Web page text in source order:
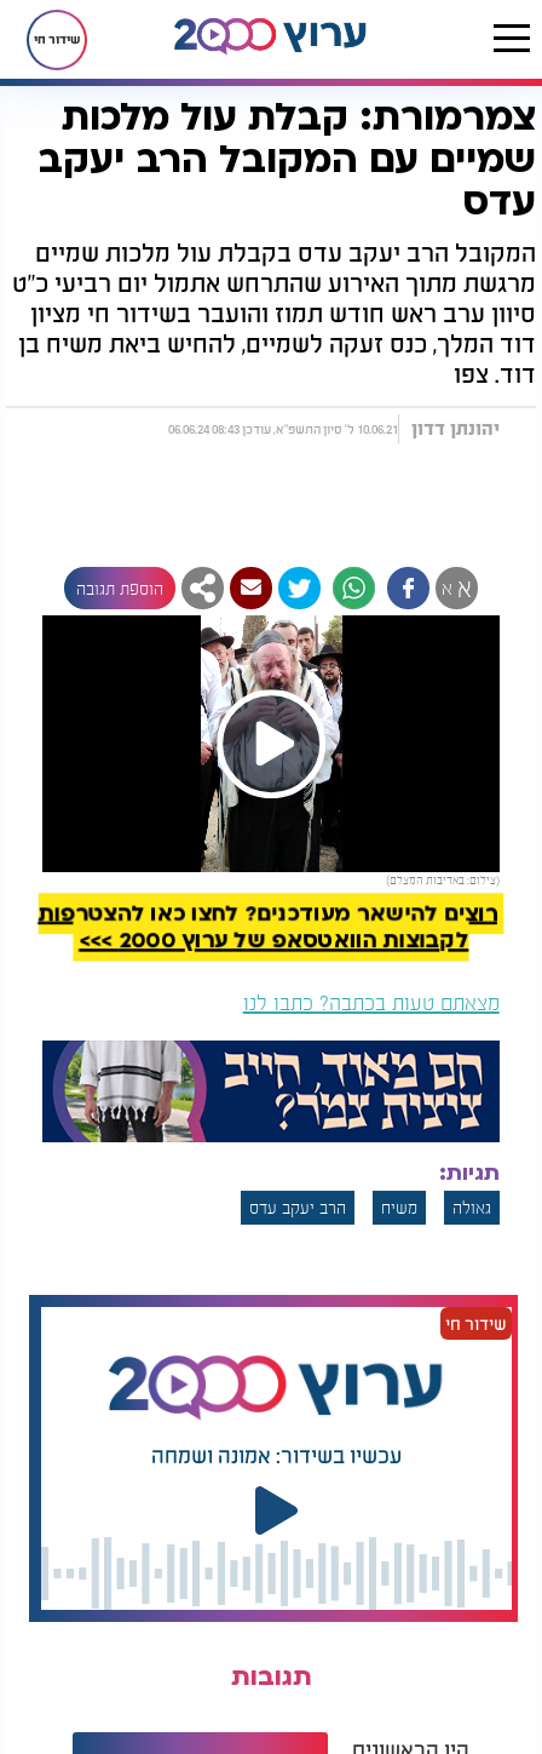
שידור חי
דף הבית יהדות אחרית הימים צמרמורת: קבלת עול מלכות שמיים עם המקובל הרב יעקב עדס
צמרמורת: קבלת עול מלכות
שמיים עם המקובל הרב יעקב
עדס
המקובל הרב יעקב עדס בקבלת עול מלכות שמיים
מרגשת מתוך האירוע שהתרחש אתמול יום רביעי כ"ט
סיוון ערב ראש חודש תמוז והועבר בשידור חי מציון
דוד המלך, כנס זעקה לשמיים, להחיש ביאת משיח בן
דוד. צפו
יהונתן דדון 10.06.21 ל' סיון התשפ"א, עודכן 08:43 06.06.24
א א הוספת תגובה
Play
Video
(צילום: באדיבות המצלם)
להמשך קריאה
רוצים להישאר מעודכנים? לחצו כאן להצטרפות
לקבוצות הוואטסאפ של ערוץ 2000 >>>
מצאתם טעות בכתבה? כתבו לנו
תגיות:
גאולה משיח הרב יעקב עדס
שידור חי
עכשיו בשידור: אמונה ושמחה
תגובות